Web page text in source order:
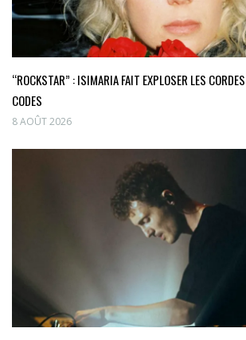
“ROCKSTAR” : ISIMARIA FAIT EXPLOSER LES
CODES
8 AOÛT 2026